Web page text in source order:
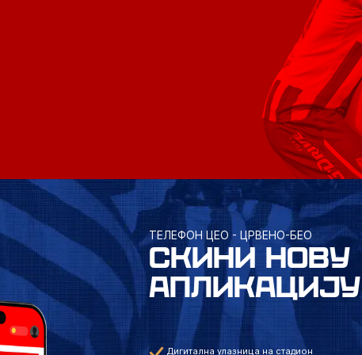
ТЕЛЕФОН ЦЕО - ЦРВЕНО-БЕО
СКИНИ НОВУ
АПЛИКАЦИЈУ
Дигитална улазница на стадион